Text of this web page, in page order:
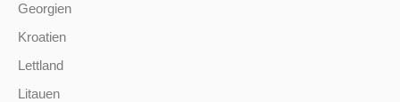
Georgien
Kroatien
Lettland
Litauen